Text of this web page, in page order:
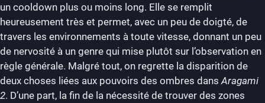
un cooldown plus ou moins long. Elle se remplit
heureusement très et permet, avec un peu de doigté, de
travers les environnements à toute vitesse, donnant un peu
de nervosité à un genre qui mise plutôt sur l’observation en
règle générale. Malgré tout, on regrette la disparition de
deux choses liées aux pouvoirs des ombres dans Aragami
2. D’une part, la fin de la nécessité de trouver des zones